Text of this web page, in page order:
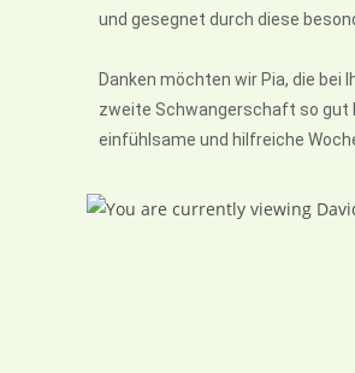
und gesegnet durch diese
Danken möchten wir Pia, die
zweite Schwangerschaft so gut
einfühlsame und hilfreiche